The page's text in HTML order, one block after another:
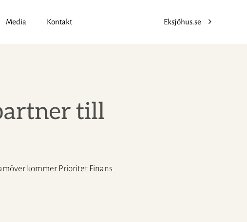
Media Kontakt Eksjöhus.se
till
kommer Prioritet Finans